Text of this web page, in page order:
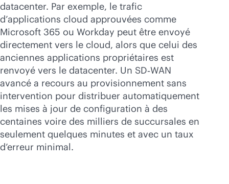
datacenter. Par exemple, le trafic
d’applications cloud approuvées comme
Microsoft 365 ou Workday peut être envoyé
directement vers le cloud, alors que celui des
anciennes applications propriétaires est
renvoyé vers le datacenter. Un SD‑WAN
avancé a recours au provisionnement sans
intervention pour distribuer automatiquement
les mises à jour de configuration à des
centaines voire des milliers de succursales en
seulement quelques minutes et avec un taux
d’erreur minimal.